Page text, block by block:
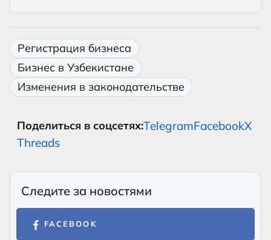
Регистрация бизнеса
Бизнес в Узбекистане
Изменения в законодательстве
Поделиться в соцсетях:TelegramFacebookX
Threads
Следите за новостями
FACEBOOK